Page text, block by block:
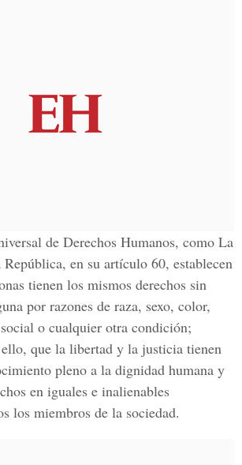
de Derechos Humanos, como La
en su artículo 60, establecen
tienen los mismos derechos sin
por razones de raza, sexo, color,
o cualquier otra condición;
ello, que la libertad y la justicia tienen
pleno a la dignidad humana y
en iguales e inalienables
los miembros de la sociedad.